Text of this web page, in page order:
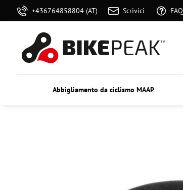
+436764858804 (AT) Scrivici FAQ
Abbigliamento da ciclismo MAAP